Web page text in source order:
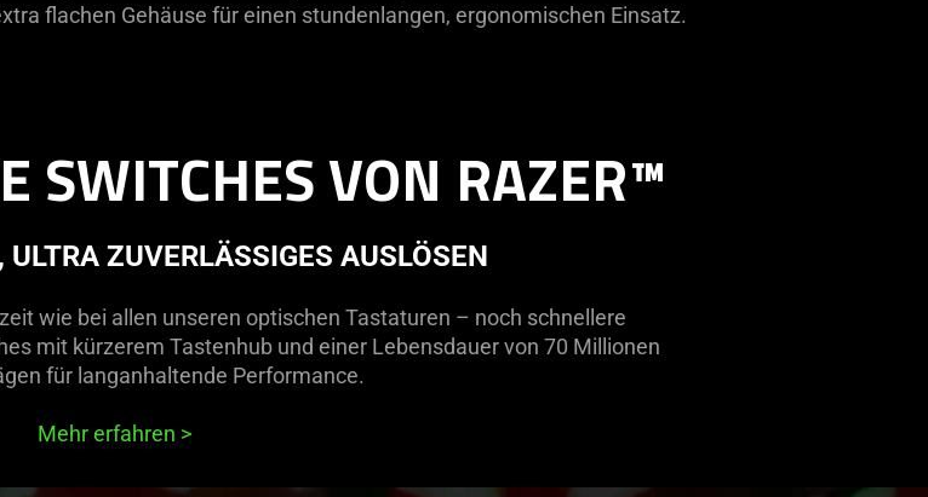
flachen Gehäuse für einen stundenlangen, ergonomischen Einsatz.
SWITCHES VON RAZER™
ULTRA ZUVERLÄSSIGES AUSLÖSEN
wie bei allen unseren optischen Tastaturen – noch schnellere
mit kürzerem Tastenhub und einer Lebensdauer von 70 Millionen
für langanhaltende Performance.
Mehr erfahren >